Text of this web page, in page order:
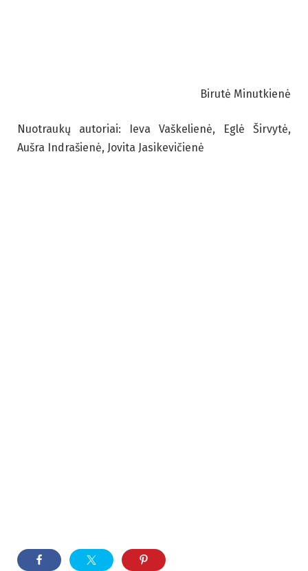
Birutė Minutkienė
Nuotraukų autoriai: Ieva Vaškelienė, Eglė Širvytė,
Aušra Indrašienė, Jovita Jasikevičienė